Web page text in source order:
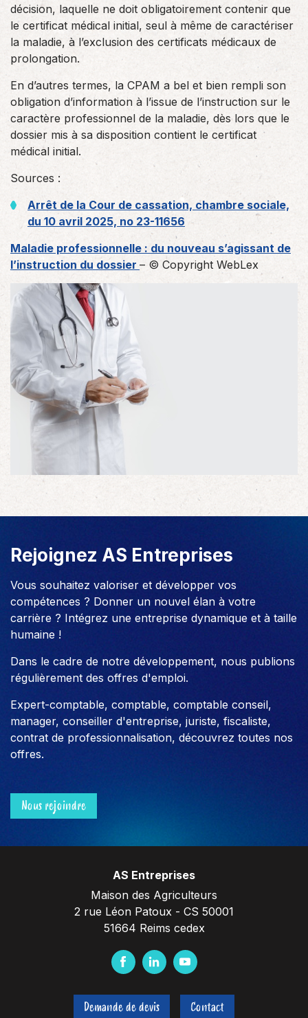
décision, laquelle ne doit obligatoirement contenir que
le certificat médical initial, seul à même de caractériser
la maladie, à l’exclusion des certificats médicaux de
prolongation.
En d’autres termes, la CPAM a bel et bien rempli son
obligation d’information à l’issue de l’instruction sur le
caractère professionnel de la maladie, dès lors que le
dossier mis à sa disposition contient le certificat
médical initial.
Sources :
Arrêt de la Cour de cassation, chambre sociale,
du 10 avril 2025, no 23-11656
Maladie professionnelle : du nouveau s’agissant de
l’instruction du dossier – © Copyright WebLex
Rejoignez AS Entreprises
Vous souhaitez valoriser et développer vos
compétences ? Donner un nouvel élan à votre
carrière ? Intégrez une entreprise dynamique et à taille
humaine !
Dans le cadre de notre développement, nous publions
régulièrement des offres d'emploi.
Expert-comptable, comptable, comptable conseil,
manager, conseiller d'entreprise, juriste, fiscaliste,
contrat de professionnalisation, découvrez toutes nos
offres.
Nous rejoindre
AS Entreprises
Maison des Agriculteurs
2 rue Léon Patoux - CS 50001
51664 Reims cedex
F
c
L
n
Y
u
Demande de devis Contact